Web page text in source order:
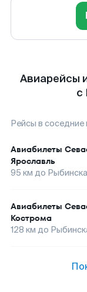
Авиарейсы
с
Рейсы в соседние
Авиабилеты
Ярославль
95 км до Рыбинска
Авиабилеты
Кострома
128 км до